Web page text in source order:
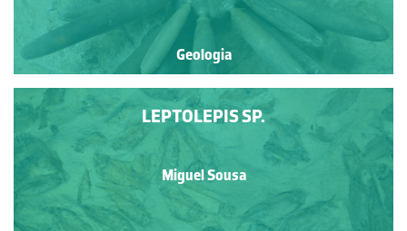
Geologia
LEPTOLEPIS SP.
Miguel Sousa